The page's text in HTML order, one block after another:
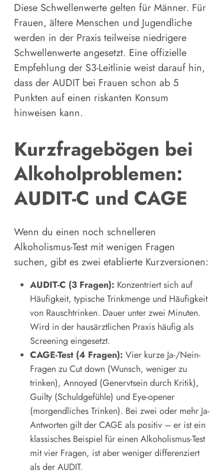
Diese Schwellenwerte gelten für Männer. Für
Frauen, ältere Menschen und Jugendliche
werden in der Praxis teilweise niedrigere
Schwellenwerte angesetzt. Eine offizielle
Empfehlung der S3-Leitlinie weist darauf hin,
dass der AUDIT bei Frauen schon ab 5
Punkten auf einen riskanten Konsum
hinweisen kann.
Kurzfragebögen bei
Alkoholproblemen:
AUDIT-C und CAGE
Wenn du einen noch schnelleren
Alkoholismus-Test mit wenigen Fragen
suchen, gibt es zwei etablierte Kurzversionen:
AUDIT-C (3 Fragen): Konzentriert sich auf
Häufigkeit, typische Trinkmenge und Häufigkeit
von Rauschtrinken. Dauer unter zwei Minuten.
Wird in der hausärztlichen Praxis häufig als
Screening eingesetzt.
CAGE-Test (4 Fragen): Vier kurze Ja-/Nein-
Fragen zu Cut down (Wunsch, weniger zu
trinken), Annoyed (Genervtsein durch Kritik),
Guilty (Schuldgefühle) und Eye-opener
(morgendliches Trinken). Bei zwei oder mehr Ja-
Antworten gilt der CAGE als positiv – er ist ein
klassisches Beispiel für einen Alkoholismus-Test
mit vier Fragen, ist aber weniger differenziert
als der AUDIT.